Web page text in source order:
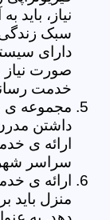
نیاز، باید
سبک زندگی
دارای
صورت نیاز
خدمت
مجموعه ی
داشتن
ارائه ی
سراسر
ارائه ی
منزل باید